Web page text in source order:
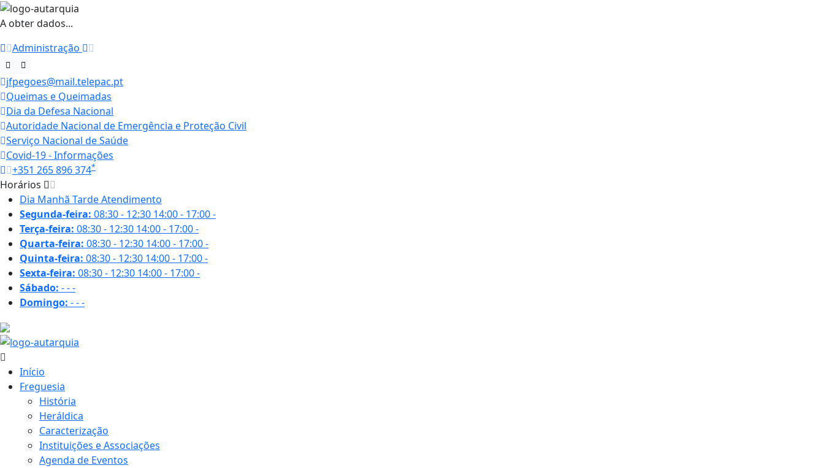
A obter dados...
Administração
jfpegoes@mail.telepac.pt
Queimas e Queimadas
Dia da Defesa Nacional
Autoridade Nacional de Emergência e Proteção Civil
Serviço Nacional de Saúde
Covid-19 - Informações
+351 265 896 374*
Horários
Dia Manhã TardeAtendimento
Segunda-feira: 08:30 - 12:30 14:00 - 17:00-
Terça-feira: 08:30 - 12:30 14:00 - 17:00-
Quarta-feira: 08:30 - 12:30 14:00 - 17:00-
Quinta-feira: 08:30 - 12:30 14:00 - 17:00-
Sexta-feira: 08:30 - 12:30 14:00 - 17:00-
Sábado: ---
Domingo: ---
Início
Freguesia
História
Heráldica
Caracterização
Instituições e Associações
Agenda de Eventos